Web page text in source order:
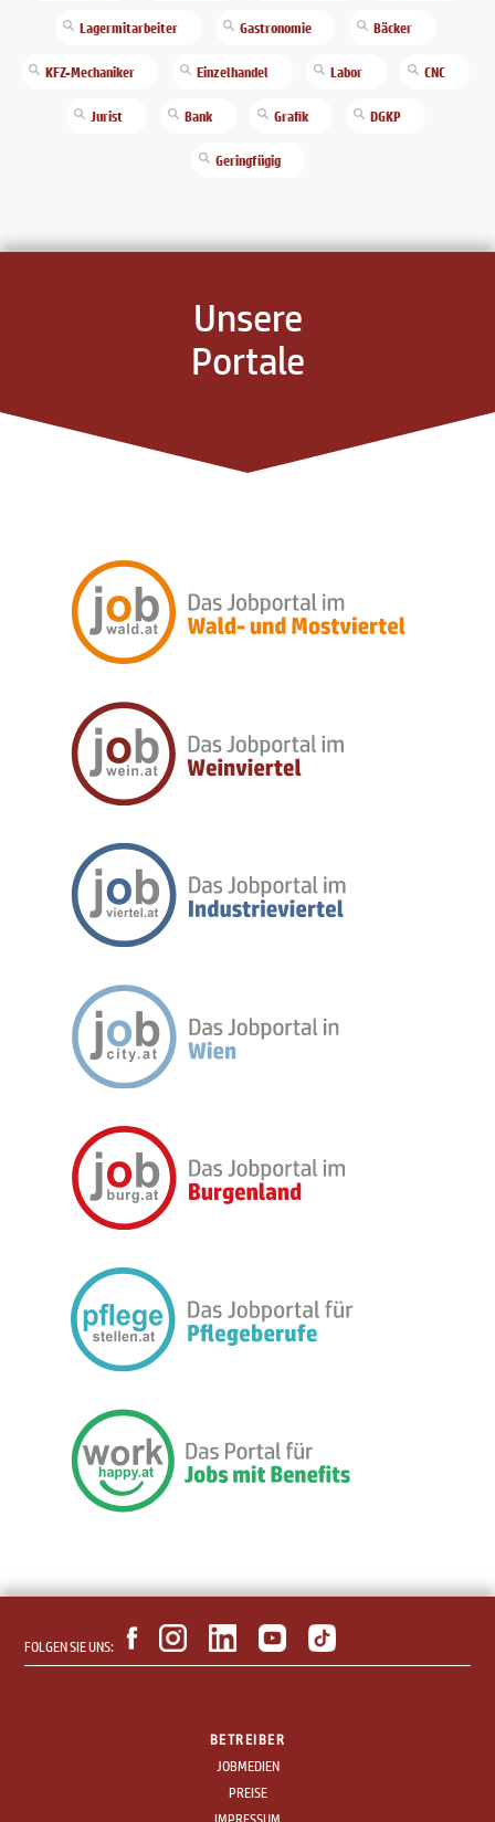
Lagermitarbeiter Gastronomie Bäcker
KFZ-Mechaniker Einzelhandel Labor CNC
Jurist Bank Grafik DGKP
Geringfügig
Unsere
Portale
FOLGEN SIE UNS:
BETREIBER
JOBMEDIEN
PREISE